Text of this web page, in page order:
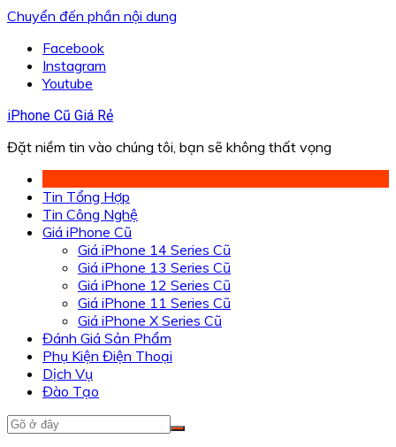
Chuyển đến phần nội dung
Facebook
Instagram
Youtube
iPhone Cũ Giá Rẻ
Đặt niềm tin vào chúng tôi, bạn sẽ không thất vọng
Tin Tổng Hợp
Tin Công Nghệ
Giá iPhone Cũ
Giá iPhone 14 Series Cũ
Giá iPhone 13 Series Cũ
Giá iPhone 12 Series Cũ
Giá iPhone 11 Series Cũ
Giá iPhone X Series Cũ
Đánh Giá Sản Phẩm
Phụ Kiện Điện Thoại
Dịch Vụ
Đào Tạo